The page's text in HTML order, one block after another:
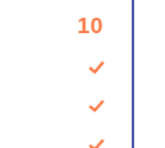
10